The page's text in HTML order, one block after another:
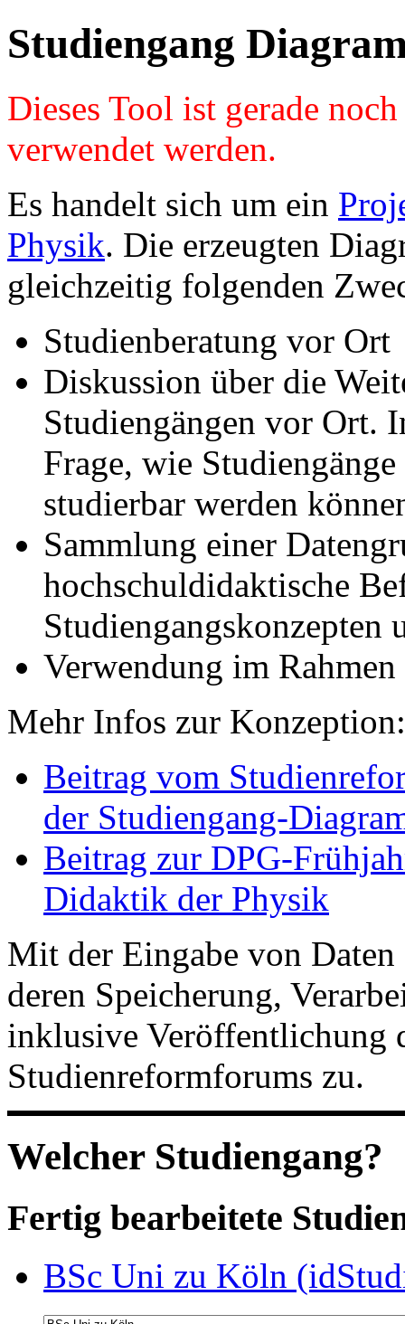
Studiengang
Dieses Tool ist gerade
verwendet werden.
Es handelt sich um ein
Physik. Die erzeugten
gleichzeitig folgenden
Studienberatung vor Ort
Diskussion über die
Studiengängen vor Ort.
Frage, wie
studierbar werden
Sammlung einer
hochschuldidaktische
Studiengangskonzepten
Verwendung im
Mehr Infos zur Konzeption:
Beitrag vom
der Studiengang-
Beitrag zur DPG-
Didaktik der Physik
Mit der Eingabe von Daten
deren Speicherung,
inklusive Veröffentlichung
Studienreformforums zu.
Welcher Studiengang?
Fertig bearbeitete
BSc Uni zu Köln